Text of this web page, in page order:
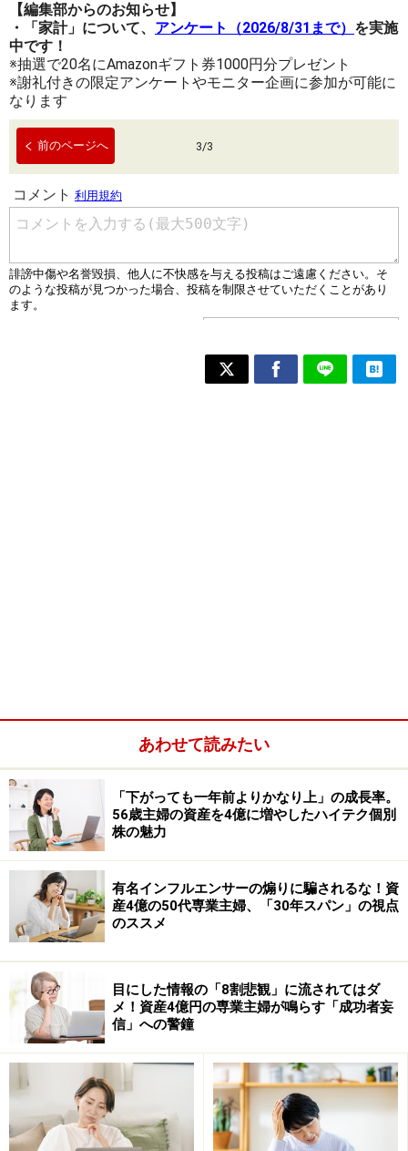
【編集部からのお知らせ】
・「家計」について、 アンケート（2026/8/31まで） を実施
中です！
※抽選で20名にAmazonギフト券1000円分プレゼント
※謝礼付きの限定アンケートやモニター企画に参加が可能に
なります
前のページへ 3/3
あわせて読みたい
「下がっても一年前よりかなり上」の成長率。
56歳主婦の資産を4億に増やしたハイテク個別
株の魅力
有名インフルエンサーの煽りに騙されるな！資
産4億の50代専業主婦、「30年スパン」の視点
のススメ
目にした情報の「8割悲観」に流されてはダ
メ！資産4億円の専業主婦が鳴らす「成功者妄
信」への警鐘